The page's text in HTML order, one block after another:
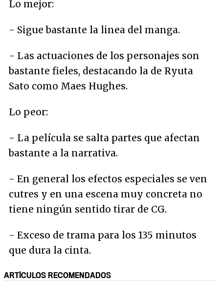
Lo mejor:
- Sigue bastante la linea del manga.
- Las actuaciones de los personajes son
bastante fieles, destacando la de Ryuta
Sato como Maes Hughes.
Lo peor:
- La película se salta partes que afectan
bastante a la narrativa.
- En general los efectos especiales se ven
cutres y en una escena muy concreta no
tiene ningún sentido tirar de CG.
- Exceso de trama para los 135 minutos
que dura la cinta.
ARTÍCULOS RECOMENDADOS